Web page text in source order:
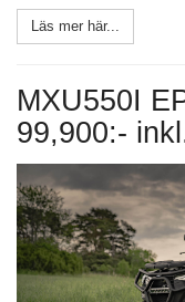
Läs mer här...
MXU550I
99,900:-